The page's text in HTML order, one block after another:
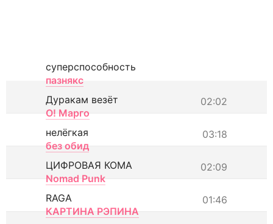
суперспособность
пазнякс
02:02
Дуракам везёт
О! Марго
03:18
нелёгкая
без обид
02:09
ЦИФРОВАЯ КОМА
Nomad Punk
01:46
RAGA
КАРТИНА РЭПИНА